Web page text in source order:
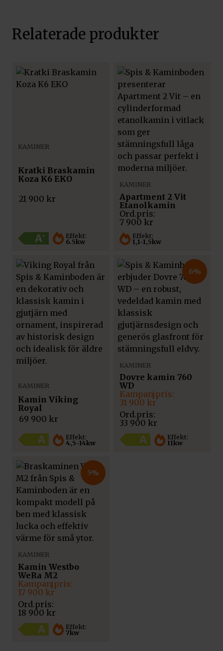
Relaterade produkter
Effekt:
6.5kw
KAMINER
Kratki Braskamin
Koza K6 EKO
21 900 kr
Effekt:
1,1-1,5kw
KAMINER
Apartment 2 Vit
Etanolkamin
7 900 kr
Effekt:
4,5-14kw
KAMINER
Kamin Viking
Royal
69 900 kr
6%
Effekt:
11kw
KAMINER
Dovre kamin 760
WD
33 900 kr
Det
ursprungliga
priset
var:
33
900 kr.
31 900 kr
Det
nuvarande
priset
är:
31
900 kr.
5%
Effekt:
7kw
KAMINER
Kamin Westbo
WeRa M2
18 900 kr
Det
ursprungliga
priset
var:
18
900 kr.
17 900 kr
Det
nuvarande
priset
är:
17
900 kr.